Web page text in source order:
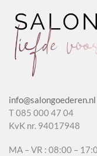
info@salongoederen.nl
T 085 000 47 04
KvK nr. 94017948
MA – VR : 08:00 –